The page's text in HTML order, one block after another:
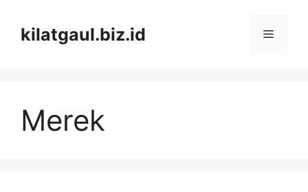
contentkilatgaul.biz.id Menu
Merek